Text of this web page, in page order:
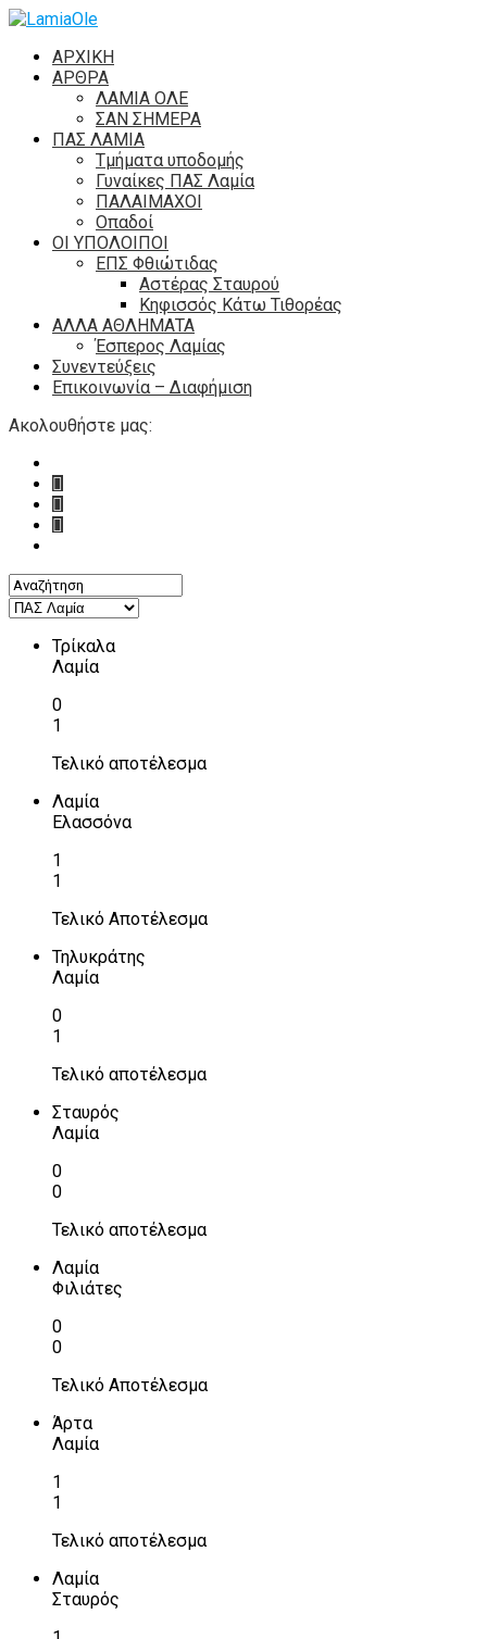
ΑΡΧΙΚΗ
ΑΡΘΡΑ
ΛΑΜΙΑ ΟΛΕ
ΣΑΝ ΣΗΜΕΡΑ
ΠΑΣ ΛΑΜΙΑ
Τμήματα υποδομής
Γυναίκες ΠΑΣ Λαμία
ΠΑΛΑΙΜΑΧΟΙ
Οπαδοί
ΟΙ ΥΠΟΛΟΙΠΟΙ
ΕΠΣ Φθιώτιδας
Αστέρας Σταυρού
Κηφισσός Κάτω Τιθορέας
ΑΛΛΑ ΑΘΛΗΜΑΤΑ
Έσπερος Λαμίας
Συνεντεύξεις
Επικοινωνία – Διαφήμιση
Ακολουθήστε μας:
Τρίκαλα
Λαμία
0
1
Τελικό αποτέλεσμα
Λαμία
Ελασσόνα
1
1
Τελικό Αποτέλεσμα
Τηλυκράτης
Λαμία
0
1
Τελικό αποτέλεσμα
Σταυρός
Λαμία
0
0
Τελικό αποτέλεσμα
Λαμία
Φιλιάτες
0
0
Τελικό Αποτέλεσμα
Άρτα
Λαμία
1
1
Τελικό αποτέλεσμα
Λαμία
Σταυρός